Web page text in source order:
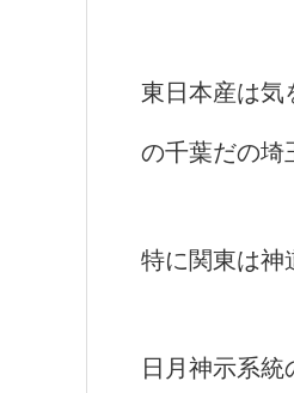
東日本産は気
の千葉だの埼
特に関東は神
日月神示系統